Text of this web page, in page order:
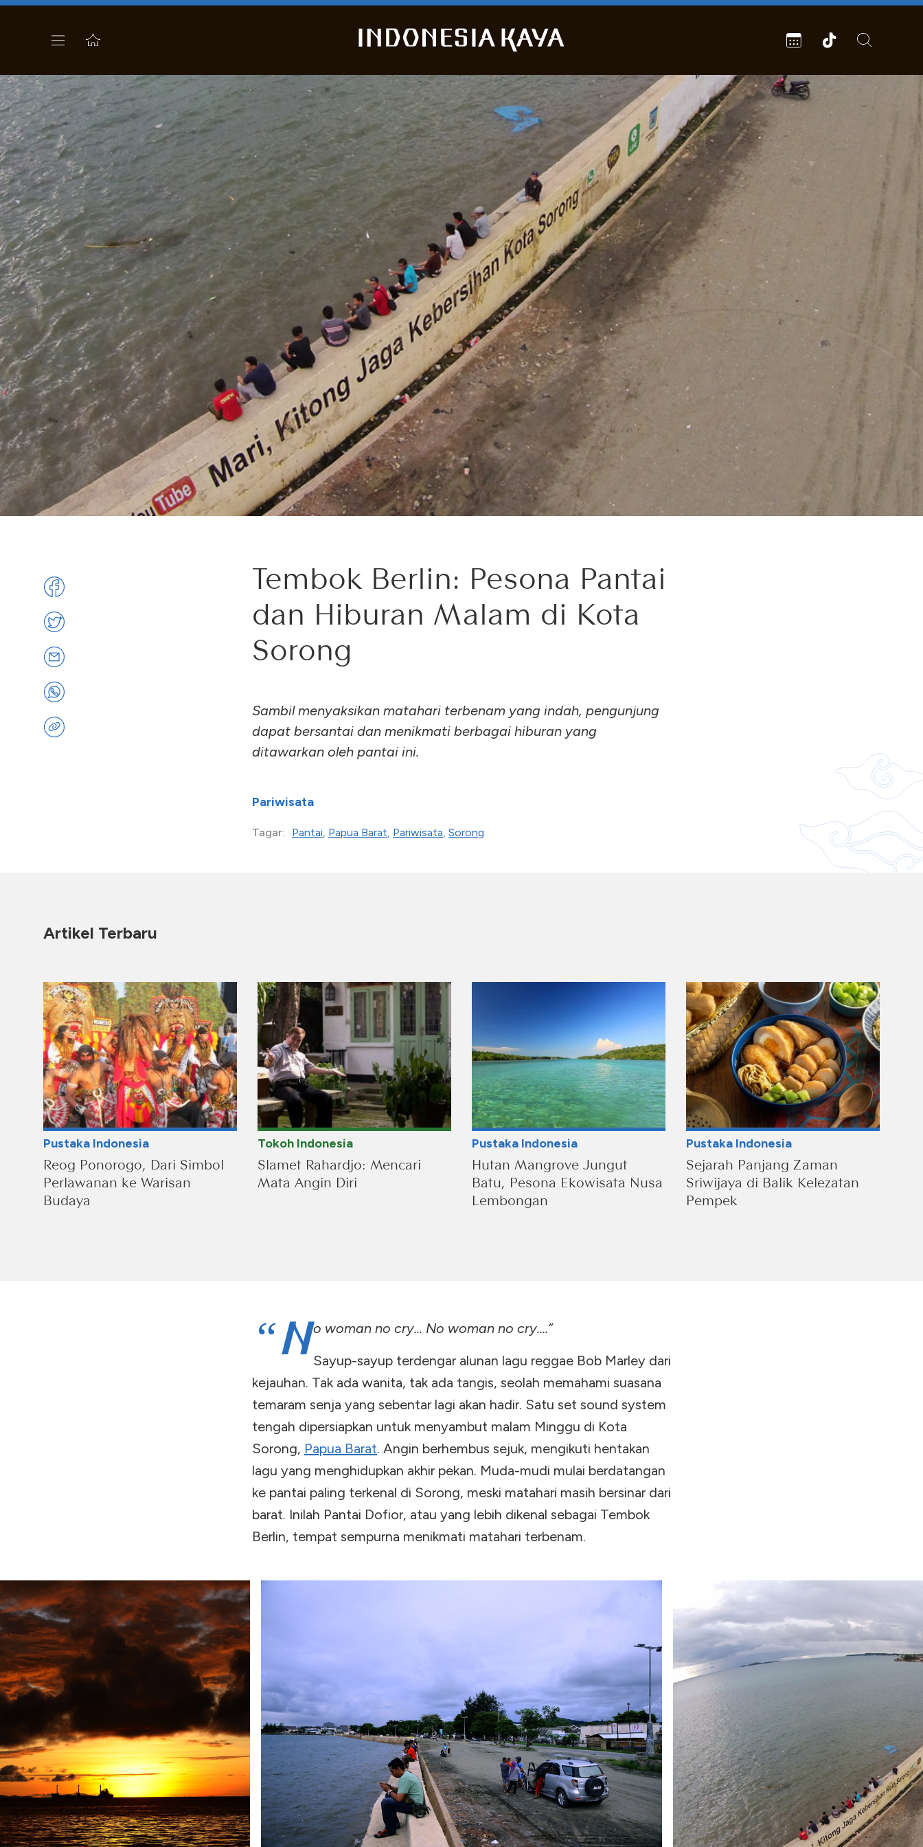
Tembok Berlin: Pesona Pantai
dan Hiburan Malam di Kota
Sorong
Sambil menyaksikan matahari terbenam yang indah, pengunjung
dapat bersantai dan menikmati berbagai hiburan yang
ditawarkan oleh pantai ini.
Pariwisata
Tagar: Pantai Papua Barat Pariwisata Sorong
Artikel Terbaru
Pustaka Indonesia
Reog Ponorogo, Dari Simbol
Perlawanan ke Warisan
Budaya
Tokoh Indonesia
Slamet Rahardjo: Mencari
Mata Angin Diri
Pustaka Indonesia
Hutan Mangrove Jungut
Batu, Pesona Ekowisata Nusa
Lembongan
Pustaka Indonesia
Sejarah Panjang Zaman
Sriwijaya di Balik Kelezatan
Pempek
“N o woman no cry… No woman no cry….”
Sayup-sayup terdengar alunan lagu reggae Bob Marley dari
kejauhan. Tak ada wanita, tak ada tangis, seolah memahami suasana
temaram senja yang sebentar lagi akan hadir. Satu set sound system
tengah dipersiapkan untuk menyambut malam Minggu di Kota
Sorong, Papua Barat. Angin berhembus sejuk, mengikuti hentakan
lagu yang menghidupkan akhir pekan. Muda-mudi mulai berdatangan
ke pantai paling terkenal di Sorong, meski matahari masih bersinar dari
barat. Inilah Pantai Dofior, atau yang lebih dikenal sebagai Tembok
Berlin, tempat sempurna menikmati matahari terbenam.